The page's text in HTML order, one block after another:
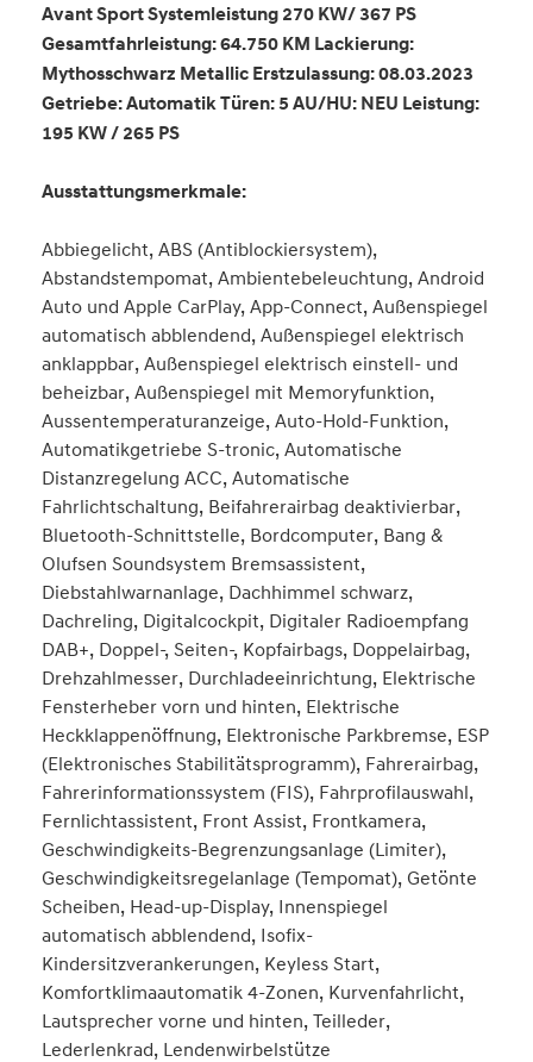
Avant Sport Systemleistung 270 KW/ 367 PS
Gesamtfahrleistung: 64.750 KM Lackierung:
Mythosschwarz Metallic Erstzulassung: 08.03.2023
Getriebe: Automatik Türen: 5 AU/HU: NEU Leistung:
195 KW / 265 PS
Ausstattungsmerkmale:
Abbiegelicht, ABS (Antiblockiersystem),
Abstandstempomat, Ambientebeleuchtung, Android
Auto und Apple CarPlay, App-Connect, Außenspiegel
automatisch abblendend, Außenspiegel elektrisch
anklappbar, Außenspiegel elektrisch einstell- und
beheizbar, Außenspiegel mit Memoryfunktion,
Aussentemperaturanzeige, Auto-Hold-Funktion,
Automatikgetriebe S-tronic, Automatische
Distanzregelung ACC, Automatische
Fahrlichtschaltung, Beifahrerairbag deaktivierbar,
Bluetooth-Schnittstelle, Bordcomputer, Bang &
Olufsen Soundsystem Bremsassistent,
Diebstahlwarnanlage, Dachhimmel schwarz,
Dachreling, Digitalcockpit, Digitaler Radioempfang
DAB+, Doppel-, Seiten-, Kopfairbags, Doppelairbag,
Drehzahlmesser, Durchladeeinrichtung, Elektrische
Fensterheber vorn und hinten, Elektrische
Heckklappenöffnung, Elektronische Parkbremse, ESP
(Elektronisches Stabilitätsprogramm), Fahrerairbag,
Fahrerinformationssystem (FIS), Fahrprofilauswahl,
Fernlichtassistent, Front Assist, Frontkamera,
Geschwindigkeits-Begrenzungsanlage (Limiter),
Geschwindigkeitsregelanlage (Tempomat), Getönte
Scheiben, Head-up-Display, Innenspiegel
automatisch abblendend, Isofix-
Kindersitzverankerungen, Keyless Start,
Komfortklimaautomatik 4-Zonen, Kurvenfahrlicht,
Lautsprecher vorne und hinten, Teilleder,
Lederlenkrad, Lendenwirbelstütze